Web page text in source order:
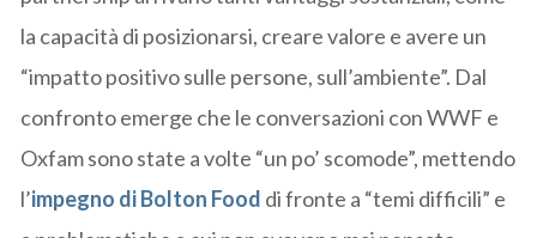
la capacità di posizionarsi, creare valore e avere un
“impatto positivo sulle persone, sull’ambiente”. Dal
confronto emerge che le conversazioni con WWF e
Oxfam sono state a volte “un po’ scomode”, mettendo
l’impegno di Bolton Food di fronte a “temi difficili” e